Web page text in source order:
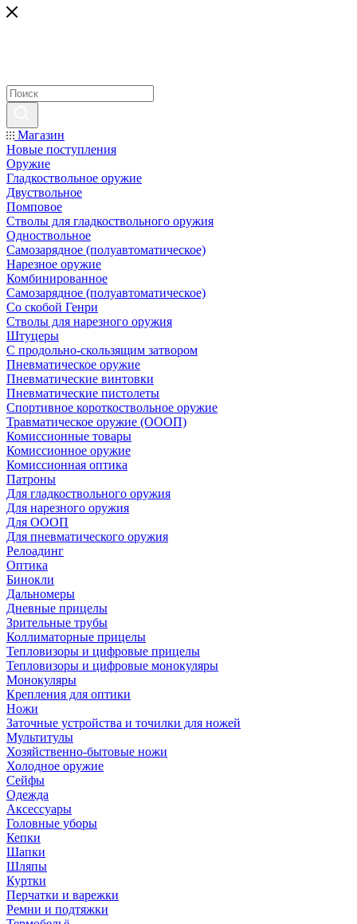
Магазин
Новые поступления
Оружие
Гладкоствольное оружие
Двуствольное
Помповое
Стволы для гладкоствольного оружия
Одноствольное
Самозарядное (полуавтоматическое)
Нарезное оружие
Комбинированное
Самозарядное (полуавтоматическое)
Со скобой Генри
Стволы для нарезного оружия
Штуцеры
С продольно-скользящим затвором
Пневматическое оружие
Пневматические винтовки
Пневматические пистолеты
Спортивное короткоствольное оружие
Травматическое оружие (ОООП)
Комиссионные товары
Комиссионное оружие
Комиссионная оптика
Патроны
Для гладкоствольного оружия
Для нарезного оружия
Для ОООП
Для пневматического оружия
Релоадинг
Оптика
Бинокли
Дальномеры
Дневные прицелы
Зрительные трубы
Коллиматорные прицелы
Тепловизоры и цифровые прицелы
Тепловизоры и цифровые монокуляры
Монокуляры
Крепления для оптики
Ножи
Заточные устройства и точилки для ножей
Мультитулы
Хозяйственно-бытовые ножи
Холодное оружие
Сейфы
Одежда
Аксессуары
Головные уборы
Кепки
Шапки
Шляпы
Куртки
Перчатки и варежки
Ремни и подтяжки